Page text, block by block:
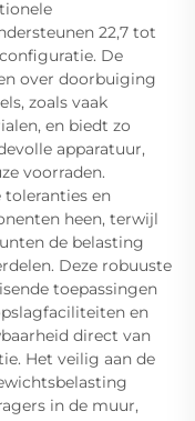
22,7 tot
De
over doorbuiging
zoals vaak
en biedt zo
apparatuur,
voorraden.
toleranties en
heen, terwijl
de belasting
Deze robuuste
toepassingen
en
direct van
Het veilig aan de
in de muur,